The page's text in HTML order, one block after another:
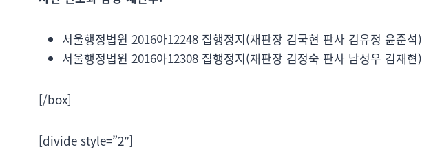
서울행정법원 2016아12248 집행정지(재판장 김국현 판사 김유정 윤준석)
서울행정법원 2016아12308 집행정지(재판장 김정숙 판사 남성우 김재현)
[/box]
[divide style=”2″]